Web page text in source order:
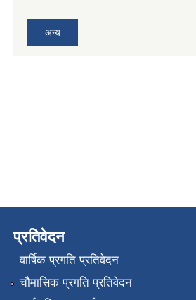
अन्य
प्रतिवेदन
वार्षिक प्रगति प्रतिवेदन
चौमासिक प्रगति प्रतिवेदन